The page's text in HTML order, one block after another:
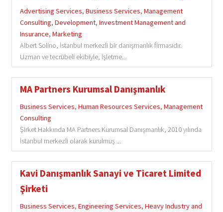
Advertising Services, Business Services, Management
Consulting, Development, Investment Management and
Insurance, Marketing
Albert Solino, İstanbul merkezli bir danışmanlık firmasıdır.
Uzman ve tecrübeli ekibiyle, işletme...
MA Partners Kurumsal Danışmanlık
Business Services, Human Resources Services, Management
Consulting
Şirket Hakkında MA Partners Kurumsal Danışmanlık, 2010 yılında
İstanbul merkezli olarak kurulmuş ...
Kavi Danışmanlık Sanayi ve Ticaret Limited
Şirketi
Business Services, Engineering Services, Heavy Industry and